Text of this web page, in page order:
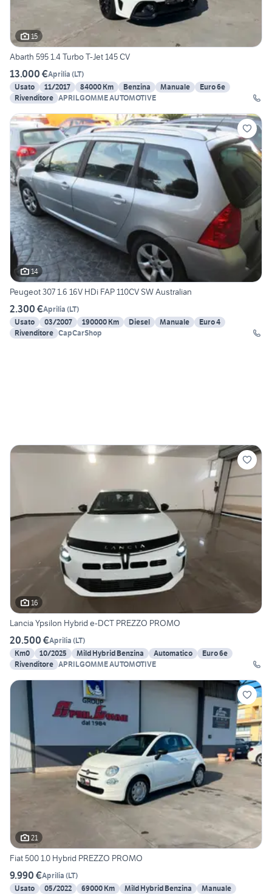
15
Abarth 595 1.4 Turbo T-Jet 145 CV
13.000 €Aprilia (LT)
Usato
11/2017 84000 Km Benzina Manuale
Euro 6e
Rivenditore APRILGOMME AUTOMOTIVE
14
Peugeot 307 1.6 16V HDi FAP 110CV SW Australian
2.300 €Aprilia (LT)
Usato
03/2007 190000 Km Diesel Manuale
Euro 4
Rivenditore CapCarShop
16
Lancia Ypsilon Hybrid e-DCT PREZZO PROMO
20.500 €Aprilia (LT)
Km0
10/2025 Mild Hybrid Benzina Automatico
Euro 6e
Rivenditore APRILGOMME AUTOMOTIVE
21
Fiat 500 1.0 Hybrid PREZZO PROMO
9.990 €Aprilia (LT)
Usato
05/2022 69000 Km Mild Hybrid Benzina
Manuale